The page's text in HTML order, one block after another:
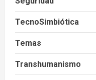
TecnoSimbiótica
Temas
Transhumanismo